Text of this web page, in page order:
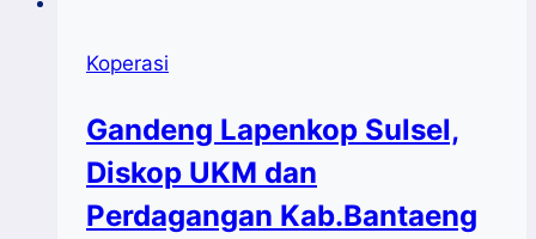
Koperasi
Gandeng Lapenkop Sulsel,
Diskop UKM dan
Perdagangan Kab.Bantaeng